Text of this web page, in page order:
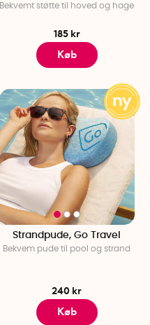
Bekvemt støtte til hoved og hage
185 kr
Køb
Strandpude, Go Travel
Bekvem pude til pool og strand
240 kr
Køb